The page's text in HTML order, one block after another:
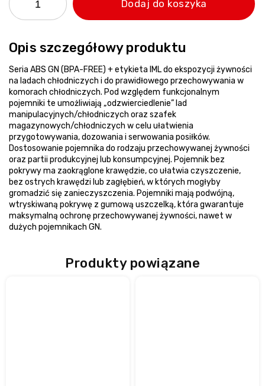
Dodaj do koszyka
Produkty powiązane
Opis szczegółowy produktu
Seria ABS GN (BPA-FREE) + etykieta IML do ekspozycji żywności
na ladach chłodniczych i do prawidłowego przechowywania w
komorach chłodniczych. Pod względem funkcjonalnym
pojemniki te umożliwiają „odzwierciedlenie” lad
manipulacyjnych/chłodniczych oraz szafek
magazynowych/chłodniczych w celu ułatwienia
przygotowywania, dozowania i serwowania posiłków.
Dostosowanie pojemnika do rodzaju przechowywanej żywności
oraz partii produkcyjnej lub konsumpcyjnej. Pojemnik bez
pokrywy ma zaokrąglone krawędzie, co ułatwia czyszczenie,
bez ostrych krawędzi lub zagłębień, w których mogłyby
gromadzić się zanieczyszczenia. Pojemniki mają podwójną,
wtryskiwaną pokrywę z gumową uszczelką, która gwarantuje
maksymalną ochronę przechowywanej żywności, nawet w
dużych pojemnikach GN.